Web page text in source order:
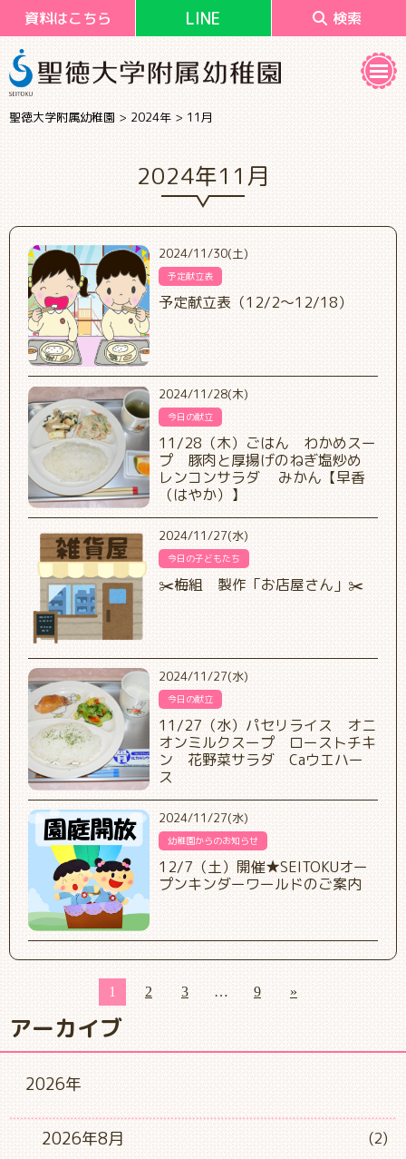
資料はこちら LINE 検索
聖徳大学附属幼稚園>2024年>11月
2024年11月
アーカイブ
2026年
2026年8月 (2)
2024/11/30(土)
予定献立表
予定献立表（12/2～12/18）
2024/11/28(木)
今日の献立
11/28（木）ごはん わかめスー
プ 豚肉と厚揚げのねぎ塩炒め
レンコンサラダ みかん【早香
（はやか）】
2024/11/27(水)
今日の子どもたち
✂️梅組 製作「お店屋さん」✂️
2024/11/27(水)
今日の献立
11/27（水）パセリライス オニ
オンミルクスープ ローストチキ
ン 花野菜サラダ Caウエハー
ス
2024/11/27(水)
幼稚園からのお知らせ
12/7（土）開催★SEITOKUオー
プンキンダーワールドのご案内
1 2 3 … 9 »